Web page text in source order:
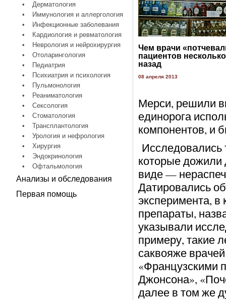
•
Дерматология
•
Иммунология и аллергология
•
Инфекционные заболевания
•
Кардиология и ревматология
•
Неврология и нейрохирургия
•
Отоларингология
•
Педиатрия
•
Психиатрия и психология
•
Пульмонология
•
Реаниматология
•
Сексология
•
Стоматология
•
Трансплантология
•
Урология и нефрология
•
Хирургия
•
Эндокринология
•
Офтальмология
Анализы и обследования
Первая помощь
Чем врачи
пациентов
назад
08 апреля 2013
Мерси, решили
единорога
компонентов, и
Исследовались
которые
виде —
Датировались
эксперимента, в
препараты,
указывали
примеру, такие
саквояже
«Французскими
Джонсона»,
далее в том же